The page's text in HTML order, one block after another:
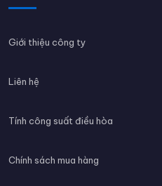
Giới thiệu công ty
Liên hệ
Tính công suất điều hòa
Chính sách mua hàng